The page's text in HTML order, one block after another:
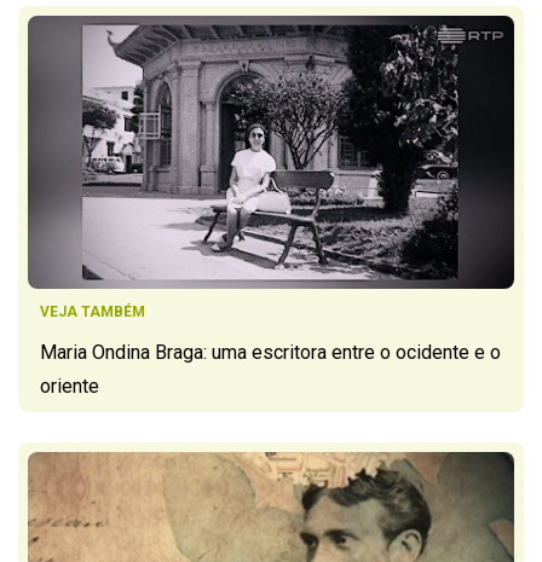
VEJA TAMBÉM
Maria Ondina Braga: uma escritora entre o ocidente e o
oriente